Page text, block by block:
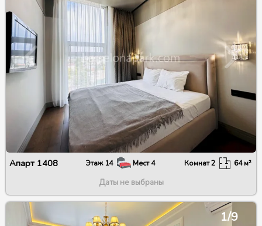
Апарт 1408 Этаж 14 Мест4 Комнат2 64м²
Даты не выбраны
1/9